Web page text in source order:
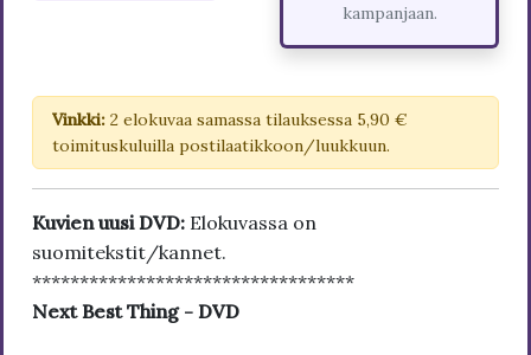
kampanjaan.
Vinkki: 2 elokuvaa samassa tilauksessa 5,90 €
toimituskuluilla postilaatikkoon/luukkuun.
Kuvien uusi DVD: Elokuvassa on
suomitekstit/kannet.
**********************************
Next Best Thing - DVD